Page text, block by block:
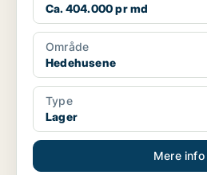
Ca. 404.000 pr md
Område
Hedehusene
Type
Lager
Mere info